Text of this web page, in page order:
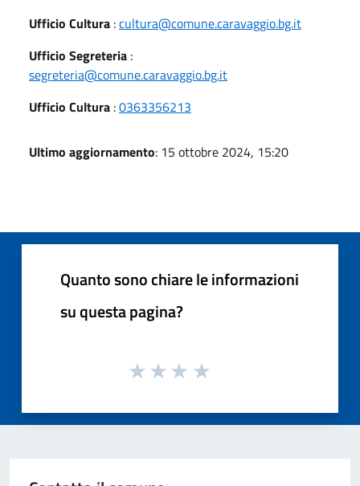
Ufficio Cultura :cultura@comune.caravaggio.bg.it
Ufficio Segreteria :
segreteria@comune.caravaggio.bg.it
Ufficio Cultura :0363356213
Ultimo aggiornamento: 15 ottobre 2024, 15:20
Quanto sono chiare le informazioni
su questa pagina?